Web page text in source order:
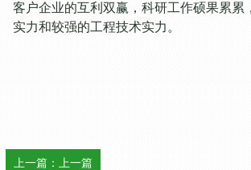
客户企业的互利双赢，科研工作硕果累累
实力和较强的工程技术实力。
上一篇： 上一篇